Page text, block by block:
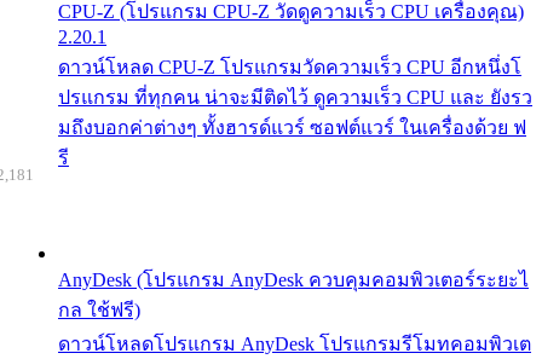
CPU-Z (โปรแกรม CPU-Z วัดดูความเร็ว CPU เครื่องคุณ)
2.20.1
ดาวน์โหลด CPU-Z โปรแกรมวัดความเร็ว CPU อีกหนึ่งโ
ปรแกรม ที่ทุกคน น่าจะมีติดไว้ ดูความเร็ว CPU และ ยังรว
มถึงบอกค่าต่างๆ ทั้งฮารด์แวร์ ซอฟต์แวร์ ในเครื่องด้วย ฟ
รี
AnyDesk (โปรแกรม AnyDesk ควบคุมคอมพิวเตอร์ระยะไ
กล ใช้ฟรี)
ดาวน์โหลดโปรแกรม AnyDesk โปรแกรมรีโมทคอมพิวเต